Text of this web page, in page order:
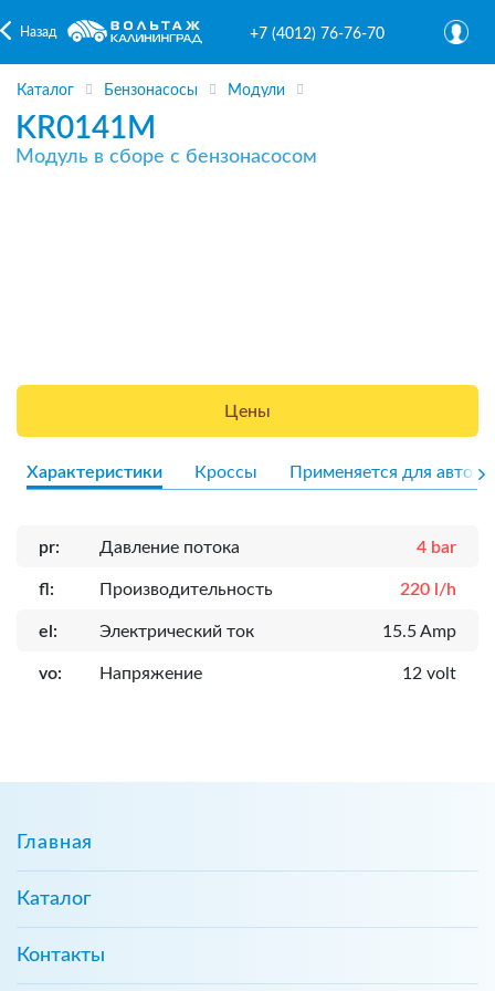
Назад +7 (4012) 76-76-70
Каталог Бензонасосы Модули
KR0141M
Модуль в сборе с бензонасосом
Цены
Характеристики Кроссы Применяется для авто
pr: Давление потока 4 bar
fl: Производительность 220 l/h
el: Электрический ток 15.5 Amp
vo: Напряжение 12 volt
Главная
Каталог
Контакты